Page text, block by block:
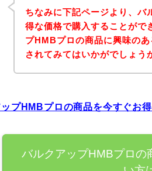
ちなみに下記ページより、バ
得な価格で購入することがで
プHMBプロの商品に興味の
されてみてはいかがでしょう
プHMBプロの商品を今すぐお
バルクアップHMBプロの